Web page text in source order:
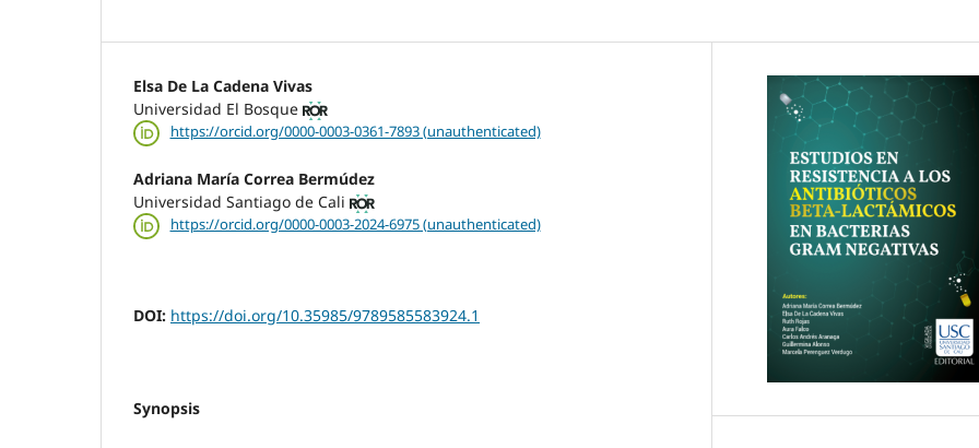
Elsa De La Cadena Vivas
Universidad El Bosque
https://orcid.org/0000-0003-0361-7893 (unauthenticated)
Adriana María Correa Bermúdez
Universidad Santiago de Cali
https://orcid.org/0000-0003-2024-6975 (unauthenticated)
DOI: https://doi.org/10.35985/9789585583924.1
Synopsis